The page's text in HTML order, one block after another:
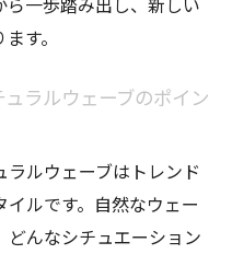
基本
グのヒント
ウェーブの選び方
スタイルの提案
マの選び方
理想のウェーブ
す。
ュラルウェーブのポイン
ルウェーブはトレンド
ルです。自然なウェー
どんなシチュエーション